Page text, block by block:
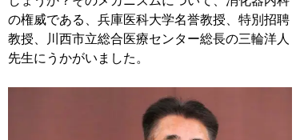
の権威である、兵庫医科大学名誉教授、特別招聘
教授、川西市立総合医療センター総長の三輪洋人
先生にうかがいました。